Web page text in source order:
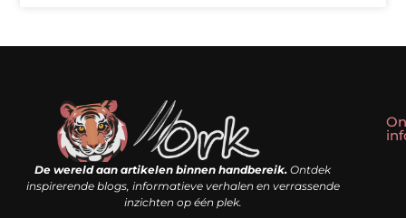
De wereld aan artikelen binnen handbereik. Ontdek
inspirerende blogs, informatieve verhalen en verrassende
inzichten op één plek.